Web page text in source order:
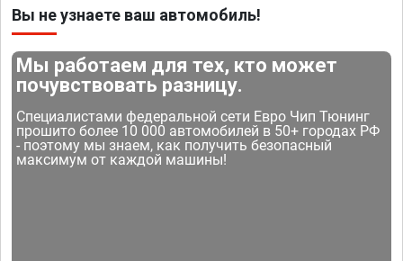
Вы не узнаете ваш автомобиль!
Мы работаем для тех, кто может
почувствовать разницу.
Специалистами федеральной сети Евро Чип Тюнинг
прошито более 10 000 автомобилей в 50+ городах РФ
- поэтому мы знаем, как получить безопасный
максимум от каждой машины!